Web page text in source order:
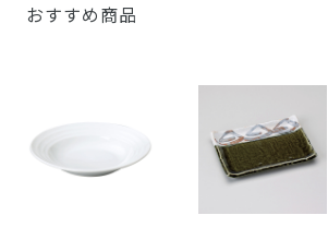
おすすめ商品